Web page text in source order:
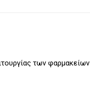
των φαρμακείων